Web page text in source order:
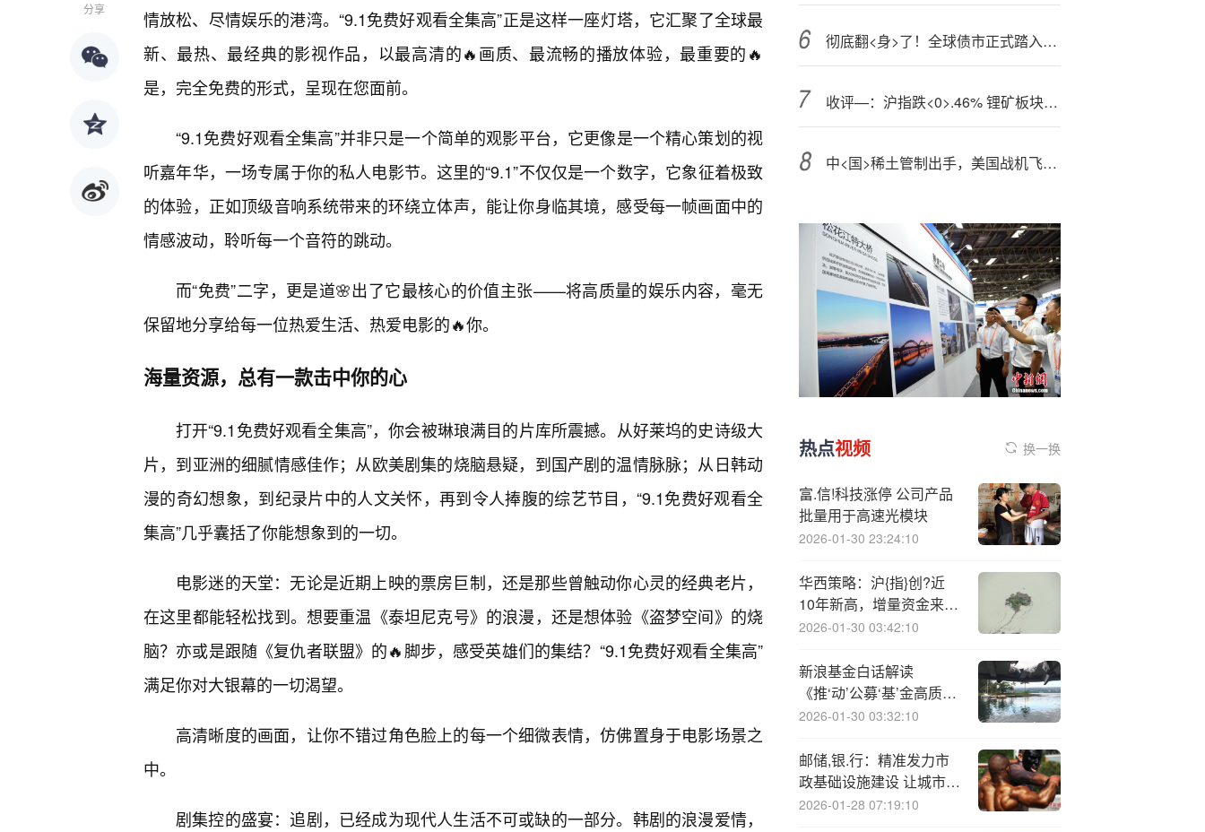
分享
情放松、尽情娱乐的港湾。“9.1免费好观看全集高”正是这样一座灯塔，它汇聚了全球最
新、最热、最经典的影视作品，以最高清的🔥画质、最流畅的播放体验，最重要的🔥
是，完全免费的形式，呈现在您面前。
“9.1免费好观看全集高”并非只是一个简单的观影平台，它更像是一个精心策划的视
听嘉年华，一场专属于你的私人电影节。这里的“9.1”不仅仅是一个数字，它象征着极致
的体验，正如顶级音响系统带来的环绕立体声，能让你身临其境，感受每一帧画面中的
情感波动，聆听每一个音符的跳动。
而“免费”二字，更是道🌸出了它最核心的价值主张——将高质量的娱乐内容，毫无
保留地分享给每一位热爱生活、热爱电影的🔥你。
海量资源，总有一款击中你的心
打开“9.1免费好观看全集高”，你会被琳琅满目的片库所震撼。从好莱坞的史诗级大
片，到亚洲的细腻情感佳作；从欧美剧集的烧脑悬疑，到国产剧的温情脉脉；从日韩动
漫的奇幻想象，到纪录片中的人文关怀，再到令人捧腹的综艺节目，“9.1免费好观看全
集高”几乎囊括了你能想象到的一切。
电影迷的天堂：无论是近期上映的票房巨制，还是那些曾触动你心灵的经典老片，
在这里都能轻松找到。想要重温《泰坦尼克号》的浪漫，还是想体验《盗梦空间》的烧
脑？亦或是跟随《复仇者联盟》的🔥脚步，感受英雄们的集结？“9.1免费好观看全集高”
满足你对大银幕的一切渴望。
高清晰度的画面，让你不错过角色脸上的每一个细微表情，仿佛置身于电影场景之
中。
剧集控的盛宴：追剧，已经成为现代人生活不可或缺的一部分。韩剧的浪漫爱情，
彻底翻<身>了！全球债市正式踏入牛市 国债依然“拖后腿”……
收评—：沪指跌<0>.46% 锂矿板块全天强势
中<国>稀土管制出手，美国战机飞不起来？
热点视频 换一换
富.信!科技涨停 公司产品
批量用于高速光模块
2026-01-30 23:24:10
华西策略：沪{指}创?近
10年新高，增量资金来自
何方？
2026-01-30 03:42:10
新浪基金白话解读
《推‘动’公募‘基’金高质量
发展行动方案》系列之
变样
2026-01-30 03:32:10
邮储,银.行：精准发力市
政基础设施建设 让城市地
下管网更具韧性
2026-01-28 07:19:10